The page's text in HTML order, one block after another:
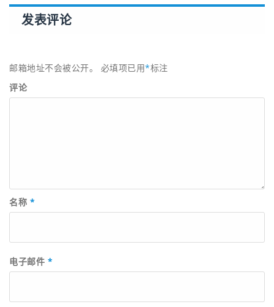
发表评论
邮箱地址不会被公开。 必填项已用*标注
评论
名称 *
电子邮件 *